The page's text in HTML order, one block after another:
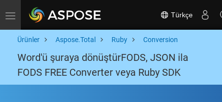
Toggle navigation Türkçe
Ürünler Aspose.Total Ruby Conversion
Word'ü şuraya dönüştürFODS, JSON ila
FODS FREE Converter veya Ruby SDK